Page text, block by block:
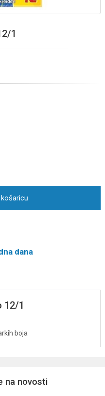
1
dana
12/1
boja
na novosti